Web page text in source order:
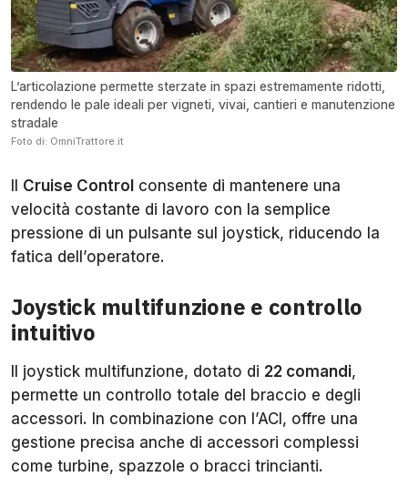
L’articolazione permette sterzate in spazi estremamente ridotti,
rendendo le pale ideali per vigneti, vivai, cantieri e manutenzione
stradale
Foto di: OmniTrattore.it
Il Cruise Control consente di mantenere una
velocità costante di lavoro con la semplice
pressione di un pulsante sul joystick, riducendo la
fatica dell’operatore.
Joystick multifunzione e controllo
intuitivo
Il joystick multifunzione, dotato di 22 comandi,
permette un controllo totale del braccio e degli
accessori. In combinazione con l’ACI, offre una
gestione precisa anche di accessori complessi
come turbine, spazzole o bracci trincianti.